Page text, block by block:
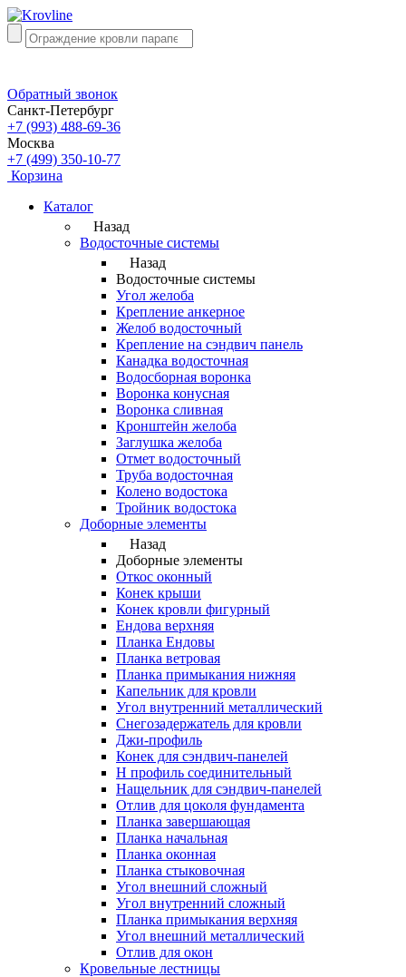
Обратный звонок
Санкт-Петербург
+7 (993) 488-69-36
Москва
+7 (499) 350-10-77
Корзина
Каталог
Назад
Водосточные системы
Назад
Водосточные системы
Угол желоба
Крепление анкерное
Желоб водосточный
Крепление на сэндвич панель
Канадка водосточная
Водосборная воронка
Воронка конусная
Воронка сливная
Кронштейн желоба
Заглушка желоба
Отмет водосточный
Труба водосточная
Колено водостока
Тройник водостока
Доборные элементы
Назад
Доборные элементы
Откос оконный
Конек крыши
Конек кровли фигурный
Ендова верхняя
Планка Ендовы
Планка ветровая
Планка примыкания нижняя
Капельник для кровли
Угол внутренний металлический
Снегозадержатель для кровли
Джи-профиль
Конек для сэндвич-панелей
Н профиль соединительный
Нащельник для сэндвич-панелей
Отлив для цоколя фундамента
Планка завершающая
Планка начальная
Планка оконная
Планка стыковочная
Угол внешний сложный
Угол внутренний сложный
Планка примыкания верхняя
Угол внешний металлический
Отлив для окон
Кровельные лестницы